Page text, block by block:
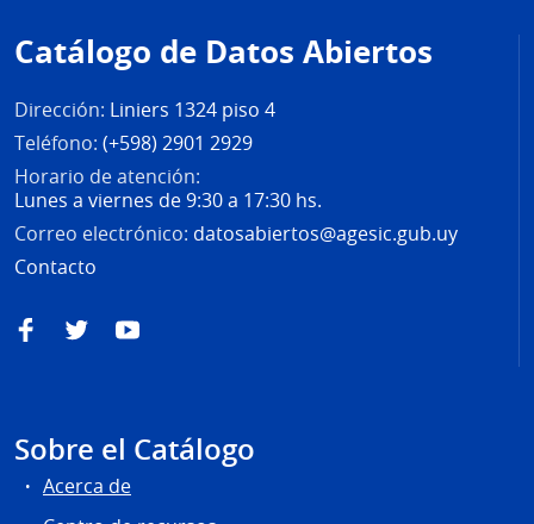
de
página
Catálogo de Datos Abiertos
Dirección: Liniers 1324 piso 4
Teléfono: (+598) 2901 2929
Horario de atención:
Lunes a viernes de 9:30 a 17:30 hs.
Correo electrónico: datosabiertos@agesic.gub.uy
Contacto
FacebookTwitterYouTube
Sobre el Catálogo
Acerca de